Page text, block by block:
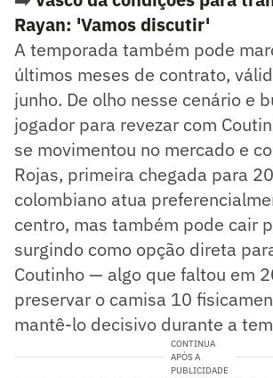
Rayan: 'Vamos discutir'
A temporada também pode
últimos meses de contrato,
junho. De olho nesse cenário e
jogador para revezar com
se movimentou no mercado e
Rojas, primeira chegada para
colombiano atua
centro, mas também pode cair
surgindo como opção direta
Coutinho — algo que faltou em
preservar o camisa 10
mantê-lo decisivo durante a
CONTINUA
APÓS A
PUBLICIDADE